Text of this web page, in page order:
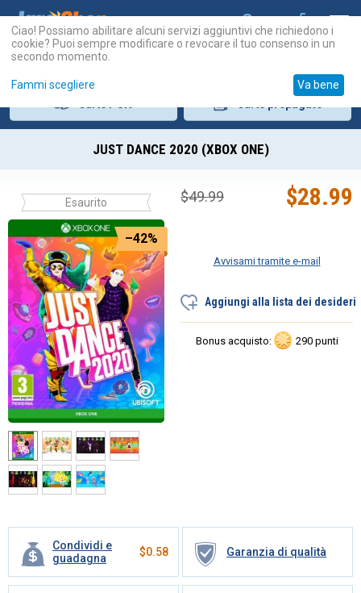
​JUST DANCE 2020 (XBOX ONE)
Esaurito
–42%
Condividi e
guadagna
$0.58 Garanzia di qualità
$28.99
$49.99
Avvisami tramite e-mail
Aggiungi alla lista dei desideri
Bonus acquisto: 290 punti
Ciao! Possiamo abilitare alcuni servizi aggiuntivi che richiedono i
cookie? Puoi sempre modificare o revocare il tuo consenso in un
secondo momento.
Fammi scegliere Va bene